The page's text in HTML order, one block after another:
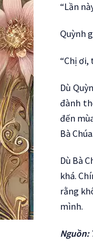
“Lần
Quỳnh
“Chị ơi,
Dù
đành
đến
Bà Chúa.
Dù Bà
khá.
rằng
mình.
Nguồn: